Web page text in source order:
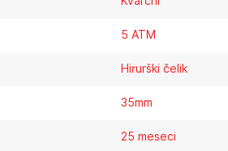
5 ATM
Hirurški čelik
35mm
25 meseci